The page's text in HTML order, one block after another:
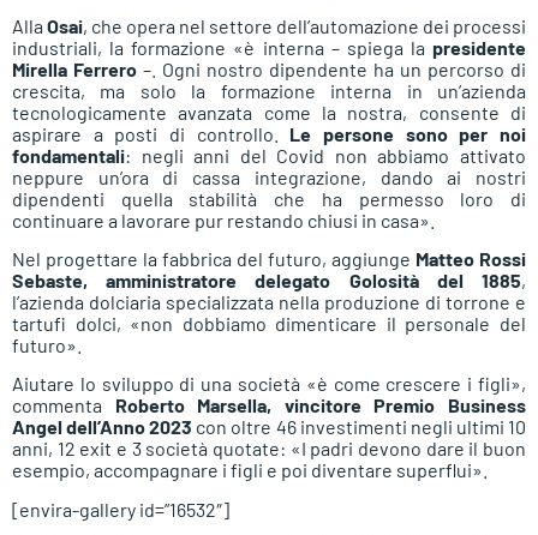
Alla Osai, che opera nel settore dell’automazione dei processi
industriali, la formazione «è interna – spiega la presidente
Mirella Ferrero –. Ogni nostro dipendente ha un percorso di
crescita, ma solo la formazione interna in un’azienda
tecnologicamente avanzata come la nostra, consente di
aspirare a posti di controllo. Le persone sono per noi
fondamentali: negli anni del Covid non abbiamo attivato
neppure un’ora di cassa integrazione, dando ai nostri
dipendenti quella stabilità che ha permesso loro di
continuare a lavorare pur restando chiusi in casa».
Nel progettare la fabbrica del futuro, aggiunge Matteo Rossi
Sebaste, amministratore delegato Golosità del 1885,
l’azienda dolciaria specializzata nella produzione di torrone e
tartufi dolci, «non dobbiamo dimenticare il personale del
futuro».
Aiutare lo sviluppo di una società «è come crescere i figli»,
commenta Roberto Marsella, vincitore Premio Business
Angel dell’Anno 2023 con oltre 46 investimenti negli ultimi 10
anni, 12 exit e 3 società quotate: «I padri devono dare il buon
esempio, accompagnare i figli e poi diventare superflui».
[envira-gallery id=”16532″]